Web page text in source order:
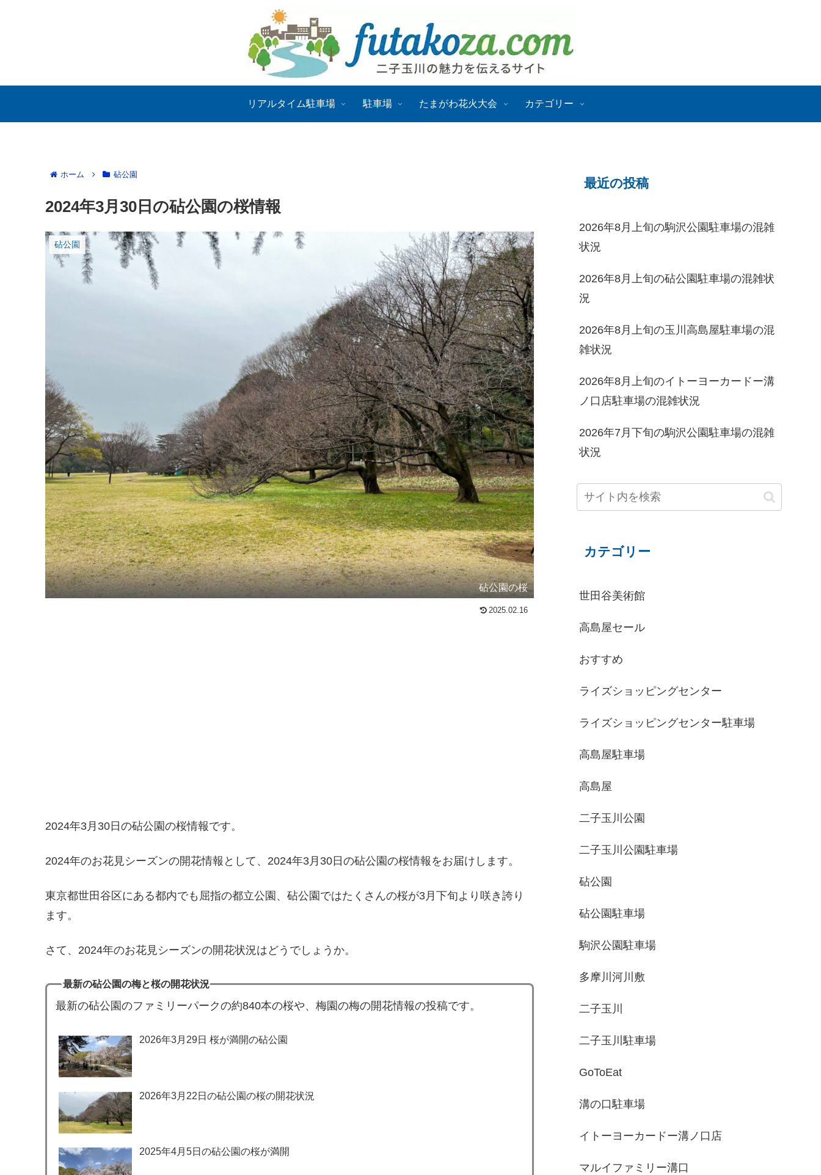
リアルタイム駐車場 駐車場 たまがわ花火大会 カテゴリー
ホーム 砧公園
2024年3月30日の砧公園の桜情報
砧公園
砧公園の桜
2025.02.16
2024年3月30日の砧公園の桜情報です。
2024年のお花見シーズンの開花情報として、2024年3月30日の砧公園の桜情報をお届けします。
東京都世田谷区にある都内でも屈指の都立公園、砧公園ではたくさんの桜が3月下旬より咲き誇り
ます。
さて、2024年のお花見シーズンの開花状況はどうでしょうか。
最新の砧公園の梅と桜の開花状況
最新の砧公園のファミリーパークの約840本の桜や、梅園の梅の開花情報の投稿です。
2026年3月29日 桜が満開の砧公園
2026年3月22日の砧公園の桜の開花状況
2025年4月5日の砧公園の桜が満開
最近の投稿
2026年8月上旬の駒沢公園駐車場の混雑
状況
2026年8月上旬の砧公園駐車場の混雑状
況
2026年8月上旬の玉川高島屋駐車場の混
雑状況
2026年8月上旬のイトーヨーカードー溝
ノ口店駐車場の混雑状況
2026年7月下旬の駒沢公園駐車場の混雑
状況
カテゴリー
世田谷美術館
高島屋セール
おすすめ
ライズショッピングセンター
ライズショッピングセンター駐車場
高島屋駐車場
高島屋
二子玉川公園
二子玉川公園駐車場
砧公園
砧公園駐車場
駒沢公園駐車場
多摩川河川敷
二子玉川
二子玉川駐車場
GoToEat
溝の口駐車場
イトーヨーカードー溝ノ口店
マルイファミリー溝口